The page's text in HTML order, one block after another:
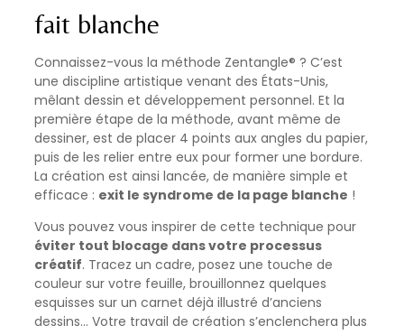
fait blanche
Connaissez-vous la méthode Zentangle® ? C’est
une discipline artistique venant des États-Unis,
mêlant dessin et développement personnel. Et la
première étape de la méthode, avant même de
dessiner, est de placer 4 points aux angles du papier,
puis de les relier entre eux pour former une bordure.
La création est ainsi lancée, de manière simple et
efficace : exit le syndrome de la page blanche !
Vous pouvez vous inspirer de cette technique pour
éviter tout blocage dans votre processus
créatif. Tracez un cadre, posez une touche de
couleur sur votre feuille, brouillonnez quelques
esquisses sur un carnet déjà illustré d’anciens
dessins… Votre travail de création s’enclenchera plus